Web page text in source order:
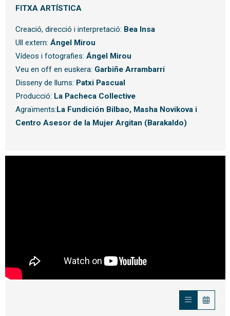
FITXA ARTÍSTICA
Creació, direcció i interpretació: Bea Insa
Ull extern: Ángel Mirou
Vídeos i fotografies: Ángel Mirou
Veu en off en euskera: Garbiñe Arrambarri
Disseny de llums: Patxi Pascual
Producció: La Pacheca Collective
Agraïments:La Fundición Bilbao, Masha Novikova i
Centro Asesor de la Mujer Argitan (Barakaldo)